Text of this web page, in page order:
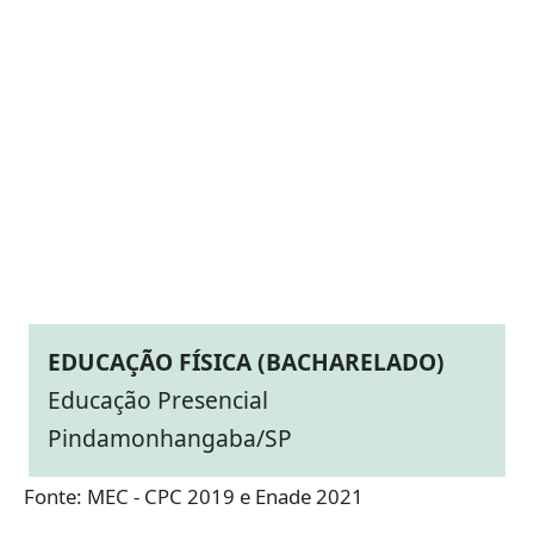
EDUCAÇÃO FÍSICA (BACHARELADO)
Educação Presencial
Pindamonhangaba/SP
Fonte: MEC - CPC 2019 e Enade 2021